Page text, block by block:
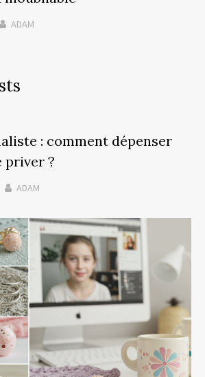
ADAM
: comment dépenser
priver ?
ADAM